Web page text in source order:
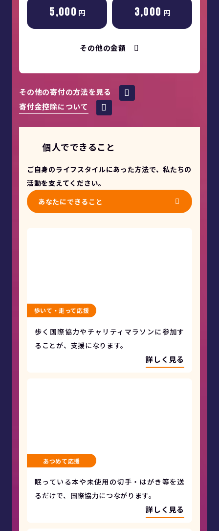
5,000 円 3,000 円
その他の金額
その他の寄付の方法を見る
寄付金控除について
個人でできること
ご自身のライフスタイルにあった方法で、私たちの
活動を支えてください。
あなたにできること
歩いて・走って応援
歩く国際協力やチャリティマラソンに参加す
ることが、支援になります。
詳しく見る
あつめて応援
眠っている本や未使用の切手・はがき等を送
るだけで、国際協力につながります。
詳しく見る